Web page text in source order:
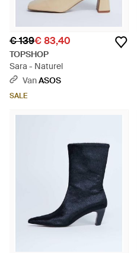
€ 139€ 83,40
TOPSHOP
Sara - Naturel
VanASOS
SALE